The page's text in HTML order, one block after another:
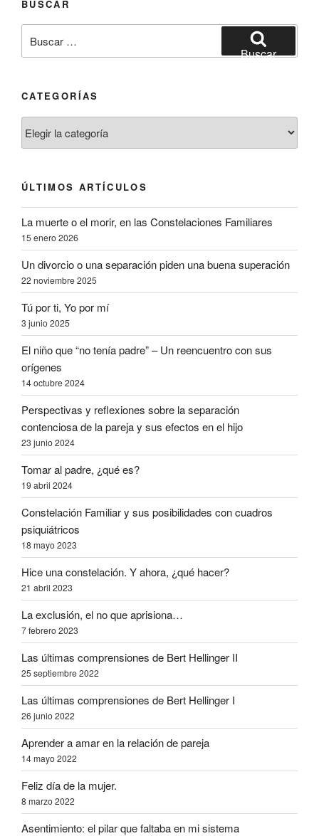
BUSCAR
por:
Buscar
CATEGORÍAS
ÚLTIMOS ARTÍCULOS
La muerte o el morir, en las Constelaciones Familiares
15 enero 2026
Un divorcio o una separación piden una buena superación
22 noviembre 2025
Tú por ti, Yo por mí
3 junio 2025
El niño que “no tenía padre” – Un reencuentro con sus
orígenes
14 octubre 2024
Perspectivas y reflexiones sobre la separación
contenciosa de la pareja y sus efectos en el hijo
23 junio 2024
Tomar al padre, ¿qué es?
19 abril 2024
Constelación Familiar y sus posibilidades con cuadros
psiquiátricos
18 mayo 2023
Hice una constelación. Y ahora, ¿qué hacer?
21 abril 2023
La exclusión, el no que aprisiona…
7 febrero 2023
Las últimas comprensiones de Bert Hellinger II
25 septiembre 2022
Las últimas comprensiones de Bert Hellinger I
26 junio 2022
Aprender a amar en la relación de pareja
14 mayo 2022
Feliz día de la mujer.
8 marzo 2022
Asentimiento: el pilar que faltaba en mi sistema